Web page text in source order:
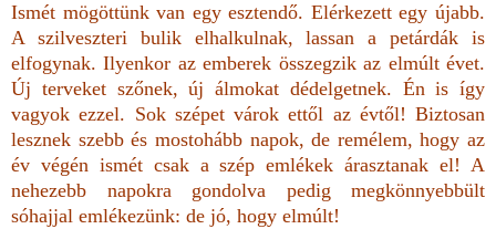
Ismét mögöttünk van egy esztendő. Elérkezett egy újabb.
A szilveszteri bulik elhalkulnak, lassan a petárdák is
elfogynak. Ilyenkor az emberek összegzik az elmúlt évet.
Új terveket szőnek, új álmokat dédelgetnek. Én is így
vagyok ezzel. Sok szépet várok ettől az évtől! Biztosan
lesznek szebb és mostohább napok, de remélem, hogy az
év végén ismét csak a szép emlékek árasztanak el! A
nehezebb napokra gondolva pedig megkönnyebbült
sóhajjal emlékezünk: de jó, hogy elmúlt!